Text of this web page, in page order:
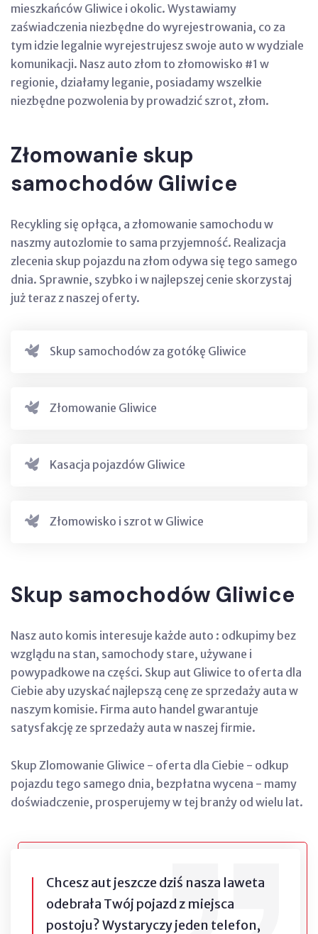
mieszkańców Gliwice i okolic. Wystawiamy
zaświadczenia niezbędne do wyrejestrowania, co za
tym idzie legalnie wyrejestrujesz swoje auto w wydziale
komunikacji. Nasz auto złom to złomowisko #1 w
regionie, działamy leganie, posiadamy wszelkie
niezbędne pozwolenia by prowadzić szrot, złom.
Złomowanie skup
samochodów Gliwice
Recykling się opłąca, a złomowanie samochodu w
naszmy autozlomie to sama przyjemność. Realizacja
zlecenia skup pojazdu na złom odywa się tego samego
dnia. Sprawnie, szybko i w najlepszej cenie skorzystaj
już teraz z naszej oferty.
Skup samochodów za gotókę Gliwice
Złomowanie Gliwice
Kasacja pojazdów Gliwice
Złomowisko i szrot w Gliwice
Skup samochodów Gliwice
Nasz auto komis interesuje każde auto : odkupimy bez
wzglądu na stan, samochody stare, używane i
powypadkowe na części. Skup aut Gliwice to oferta dla
Ciebie aby uzyskać najlepszą cenę ze sprzedaży auta w
naszym komisie. Firma auto handel gwarantuje
satysfakcję ze sprzedaży auta w naszej firmie.
Skup Zlomowanie Gliwice - oferta dla Ciebie - odkup
pojazdu tego samego dnia, bezpłatna wycena - mamy
doświadczenie, prosperujemy w tej branży od wielu lat.
Chcesz aut jeszcze dziś nasza laweta
odebrała Twój pojazd z miejsca
postoju? Wystaryczy jeden telefon,